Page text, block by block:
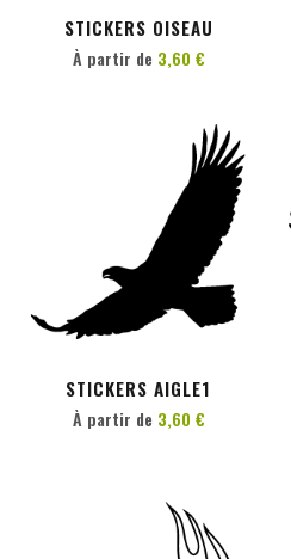
STICKERS OISEAU
À partir de 3,60 €
STICKERS AIGLE1
PERSONNALISER
À partir de 3,60 €